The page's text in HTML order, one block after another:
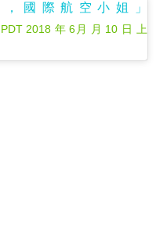
國際航空小姐」
PDT 2018 年 6月 月 10 日 上